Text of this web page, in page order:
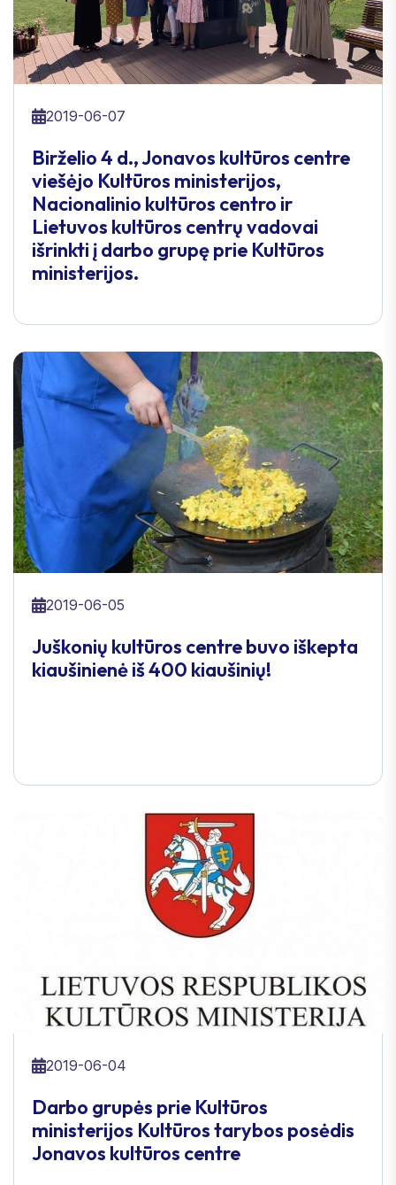
2019-06-07
Birželio 4 d., Jonavos kultūros centre
viešėjo Kultūros ministerijos,
Nacionalinio kultūros centro ir
Lietuvos kultūros centrų vadovai
išrinkti į darbo grupę prie Kultūros
ministerijos.
2019-06-05
Juškonių kultūros centre buvo iškepta
kiaušinienė iš 400 kiaušinių!
2019-06-04
Darbo grupės prie Kultūros
ministerijos Kultūros tarybos posėdis
Jonavos kultūros centre